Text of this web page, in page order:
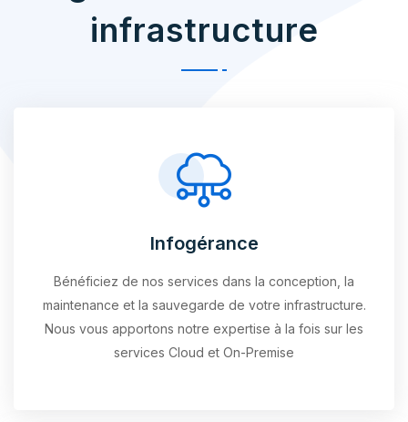
infrastructure
Infogérance
Bénéficiez de nos services dans la conception, la
maintenance et la sauvegarde de votre infrastructure.
Nous vous apportons notre expertise à la fois sur les
services Cloud et On-Premise